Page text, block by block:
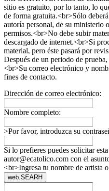
sitio es gratuito, por lo tanto, lo
de forma gratuita.<br>Sólo
autoría personal, de su ministerio
permisos.<br>No debe subir
descargado de internet.<br>Si
material, pero éste pasará por
Después de un periodo de
<br>Su correo electrónico y
fines de contacto.
Dirección de correo electrónico:
Nombre completo:
>Por favor, introduzca su
Si lo prefieres puedes solicitar
autor@ecatolico.com con el
<br>Ingresa tu nombre de artista
web.SEARH